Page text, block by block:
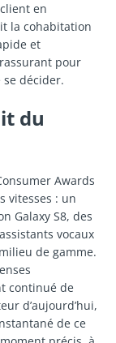
en
la cohabitation
et
pour
décider.
du
Awards
vitesses : un
Galaxy S8, des
vocaux
de gamme.
continué de
d’aujourd’hui,
de ce